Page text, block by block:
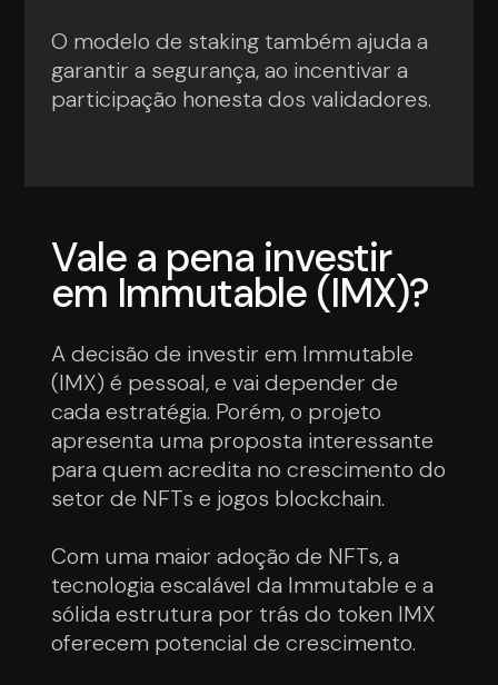
O modelo de staking também ajuda a
garantir a segurança, ao incentivar a
participação honesta dos validadores.
Vale a pena investir
em Immutable (IMX)?
A decisão de investir em Immutable
(IMX) é pessoal, e vai depender de
cada estratégia. Porém, o projeto
apresenta uma proposta interessante
para quem acredita no crescimento do
setor de NFTs e jogos blockchain.
Com uma maior adoção de NFTs, a
tecnologia escalável da Immutable e a
sólida estrutura por trás do token IMX
oferecem potencial de crescimento.